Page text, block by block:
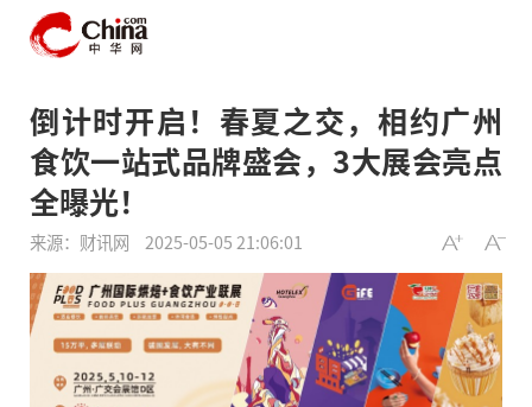
倒计时开启！春夏之交，相约广州
食饮一站式品牌盛会，3大展会亮点
全曝光！
来源：财讯网 2025-05-05 21:06:01